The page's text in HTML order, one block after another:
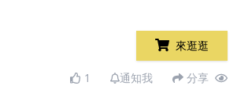
來逛逛
1 通知我 分享